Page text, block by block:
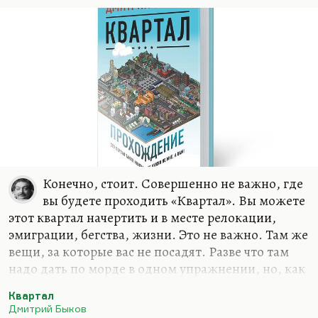
здесь, ровно с теми же грибами. Но проблема в
том, что до Чепелева час ехать, а иногда и два, в
Конечно, стоит. Совершенно не важно, где
вы будете проходить «Квартал». Вы можете
этот квартал начертить и в месте релокации,
эмиграции, бегства, жизни. Это не важно. Там же
вещи, за которые вас не посадят. Разве что там
надо дать по морде в одном упражнении, но, как
ведь проходится с единственной целью –
Квартал
Дмитрий Быков